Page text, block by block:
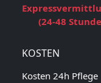
(24-48
KOSTEN
Kosten 24h Pflege